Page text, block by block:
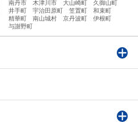
南丹市 木津川市 大山崎町
久御山町
井手町
宇治田原町 笠置町
和束町
精華町
南山城村 京丹波町
伊根町
与謝野町